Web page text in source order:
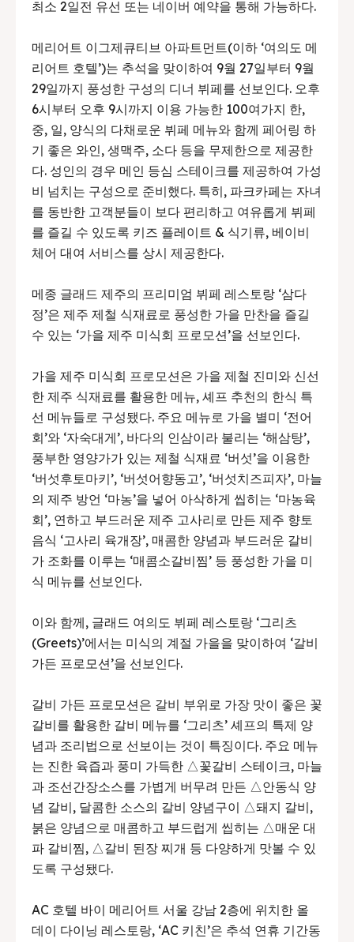
최소 2일전 유선 또는 네이버 예약을 통해 가능하다.
메리어트 이그제큐티브 아파트먼트(이하 ‘여의도 메
리어트 호텔’)는 추석을 맞이하여 9월 27일부터 9월
29일까지 풍성한 구성의 디너 뷔페를 선보인다. 오후
6시부터 오후 9시까지 이용 가능한 100여가지 한,
중, 일, 양식의 다채로운 뷔페 메뉴와 함께 페어링 하
기 좋은 와인, 생맥주, 소다 등을 무제한으로 제공한
다. 성인의 경우 메인 등심 스테이크를 제공하여 가성
비 넘치는 구성으로 준비했다. 특히, 파크카페는 자녀
를 동반한 고객분들이 보다 편리하고 여유롭게 뷔페
를 즐길 수 있도록 키즈 플레이트 & 식기류, 베이비
체어 대여 서비스를 상시 제공한다.
메종 글래드 제주의 프리미엄 뷔페 레스토랑 ‘삼다
정’은 제주 제철 식재료로 풍성한 가을 만찬을 즐길
수 있는 ‘가을 제주 미식회 프로모션’을 선보인다.
가을 제주 미식회 프로모션은 가을 제철 진미와 신선
한 제주 식재료를 활용한 메뉴, 셰프 추천의 한식 특
선 메뉴들로 구성됐다. 주요 메뉴로 가을 별미 ‘전어
회’와 ‘자숙대게’, 바다의 인삼이라 불리는 ‘해삼탕’,
풍부한 영양가가 있는 제철 식재료 ‘버섯’을 이용한
‘버섯후토마키’, ‘버섯어향동고’, ‘버섯치즈피자’, 마늘
의 제주 방언 ‘마농’을 넣어 아삭하게 씹히는 ‘마농육
회’, 연하고 부드러운 제주 고사리로 만든 제주 향토
음식 ‘고사리 육개장’, 매콤한 양념과 부드러운 갈비
가 조화를 이루는 ‘매콤소갈비찜’ 등 풍성한 가을 미
식 메뉴를 선보인다.
이와 함께, 글래드 여의도 뷔페 레스토랑 ‘그리츠
(Greets)’에서는 미식의 계절 가을을 맞이하여 ‘갈비
가든 프로모션’을 선보인다.
갈비 가든 프로모션은 갈비 부위로 가장 맛이 좋은 꽃
갈비를 활용한 갈비 메뉴를 ‘그리츠’ 셰프의 특제 양
념과 조리법으로 선보이는 것이 특징이다. 주요 메뉴
는 진한 육즙과 풍미 가득한 △꽃갈비 스테이크, 마늘
과 조선간장소스를 가볍게 버무려 만든 △안동식 양
념 갈비, 달콤한 소스의 갈비 양념구이 △돼지 갈비,
붉은 양념으로 매콤하고 부드럽게 씹히는 △매운 대
파 갈비찜, △갈비 된장 찌개 등 다양하게 맛볼 수 있
도록 구성됐다.
AC 호텔 바이 메리어트 서울 강남 2층에 위치한 올
데이 다이닝 레스토랑, ‘AC 키친’은 추석 연휴 기간동